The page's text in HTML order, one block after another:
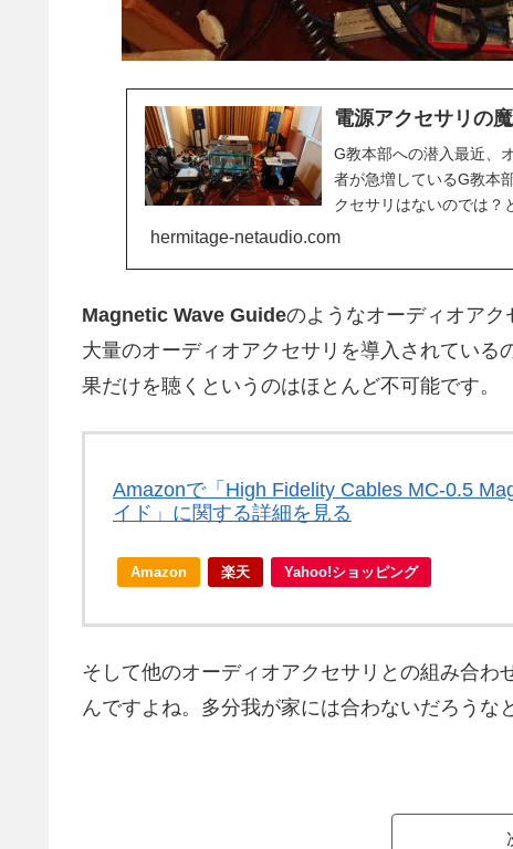
電源アクセサリの
G教本部への潜入最近、
者が急増しているG教本
クセサリはないのでは？
おられる猛者です...
hermitage-netaudio.com
Magnetic Wave Guideのようなオーディオア
大量のオーディオアクセサリを導入されている
果だけを聴くというのはほとんど不可能です。
Amazonで「High Fidelity Cables MC-0.5
イド」に関する詳細を見る
Amazon 楽天 Yahoo!ショッピング
そして他のオーディオアクセサリとの組み合わ
んですよね。多分我が家には合わないだろうな